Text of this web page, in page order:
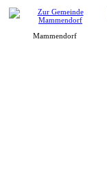
Mammendorf